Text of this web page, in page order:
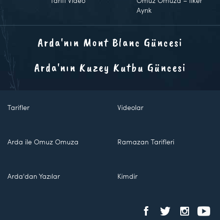
Ayrık
Arda'nın Mont Blanc Güncesi
Arda'nın Kuzey Kutbu Güncesi
Tarifler Videolar
Arda ile Omuz Omuza Ramazan Tarifleri
Arda'dan Yazılar Kimdir